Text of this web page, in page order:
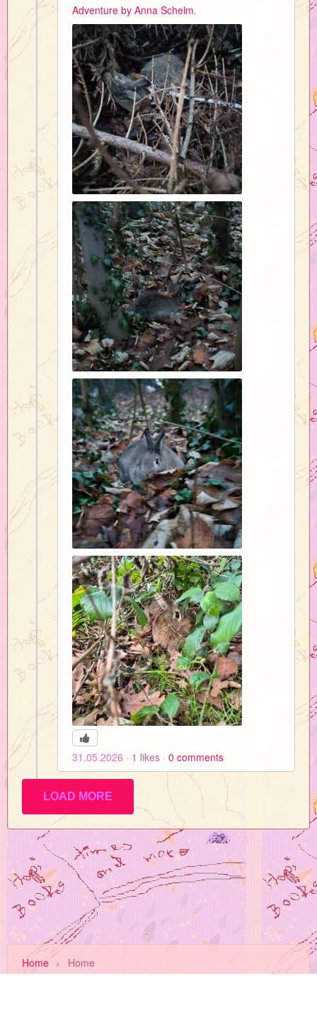
Adventure by Anna Schelm.
31.05.2026 1 likes 0 comments
LOAD MORE
Home › Home